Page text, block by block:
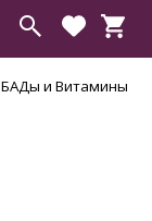
БАДы и Витамины